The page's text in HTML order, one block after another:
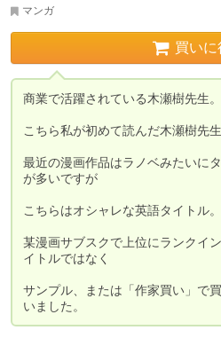
マンガ
買いに
商業で活躍されている木瀬樹先生。
こちら私が初めて読んだ木瀬樹先生
最近の漫画作品はラノベみたいに
が多いですが
こちらはオシャレな英語タイトル。
某漫画サブスクで上位にランクイ
イトルではなく
サンプル、または「作家買い」で
いました。